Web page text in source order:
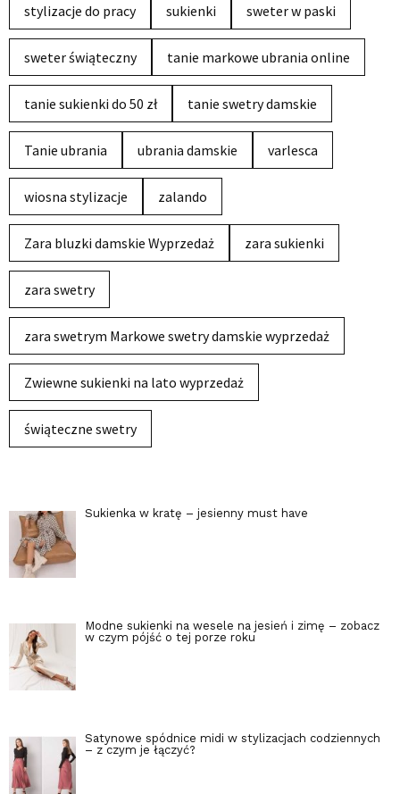
stylizacje do pracy sukienki sweter w paski
sweter świąteczny tanie markowe ubrania online
tanie sukienki do 50 zł tanie swetry damskie
Tanie ubrania ubrania damskie varlesca
wiosna stylizacje zalando
Zara bluzki damskie Wyprzedaż zara sukienki
zara swetry
zara swetrym Markowe swetry damskie wyprzedaż
Zwiewne sukienki na lato wyprzedaż
świąteczne swetry
Sukienka w kratę – jesienny must have
Modne sukienki na wesele na jesień i zimę – zobacz
w czym pójść o tej porze roku
Satynowe spódnice midi w stylizacjach codziennych
– z czym je łączyć?